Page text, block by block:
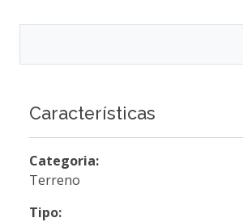
Características
Categoria:
Terreno
Tipo: